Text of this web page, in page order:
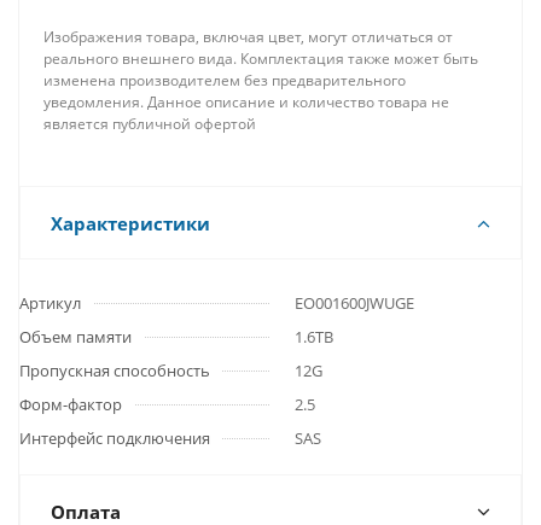
Изображения товара, включая цвет, могут отличаться от
реального внешнего вида. Комплектация также может быть
изменена производителем без предварительного
уведомления. Данное описание и количество товара не
является публичной офертой
Характеристики
Артикул
EO001600JWUGE
Объем памяти
1.6TB
Пропускная способность
12G
Форм-фактор
2.5
Интерфейс подключения
SAS
Оплата